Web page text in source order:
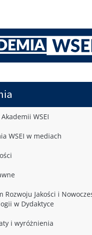
WSEI
WSEI w mediach
Rozwoju Jakości i
w Dydaktyce
i wyróżnienia